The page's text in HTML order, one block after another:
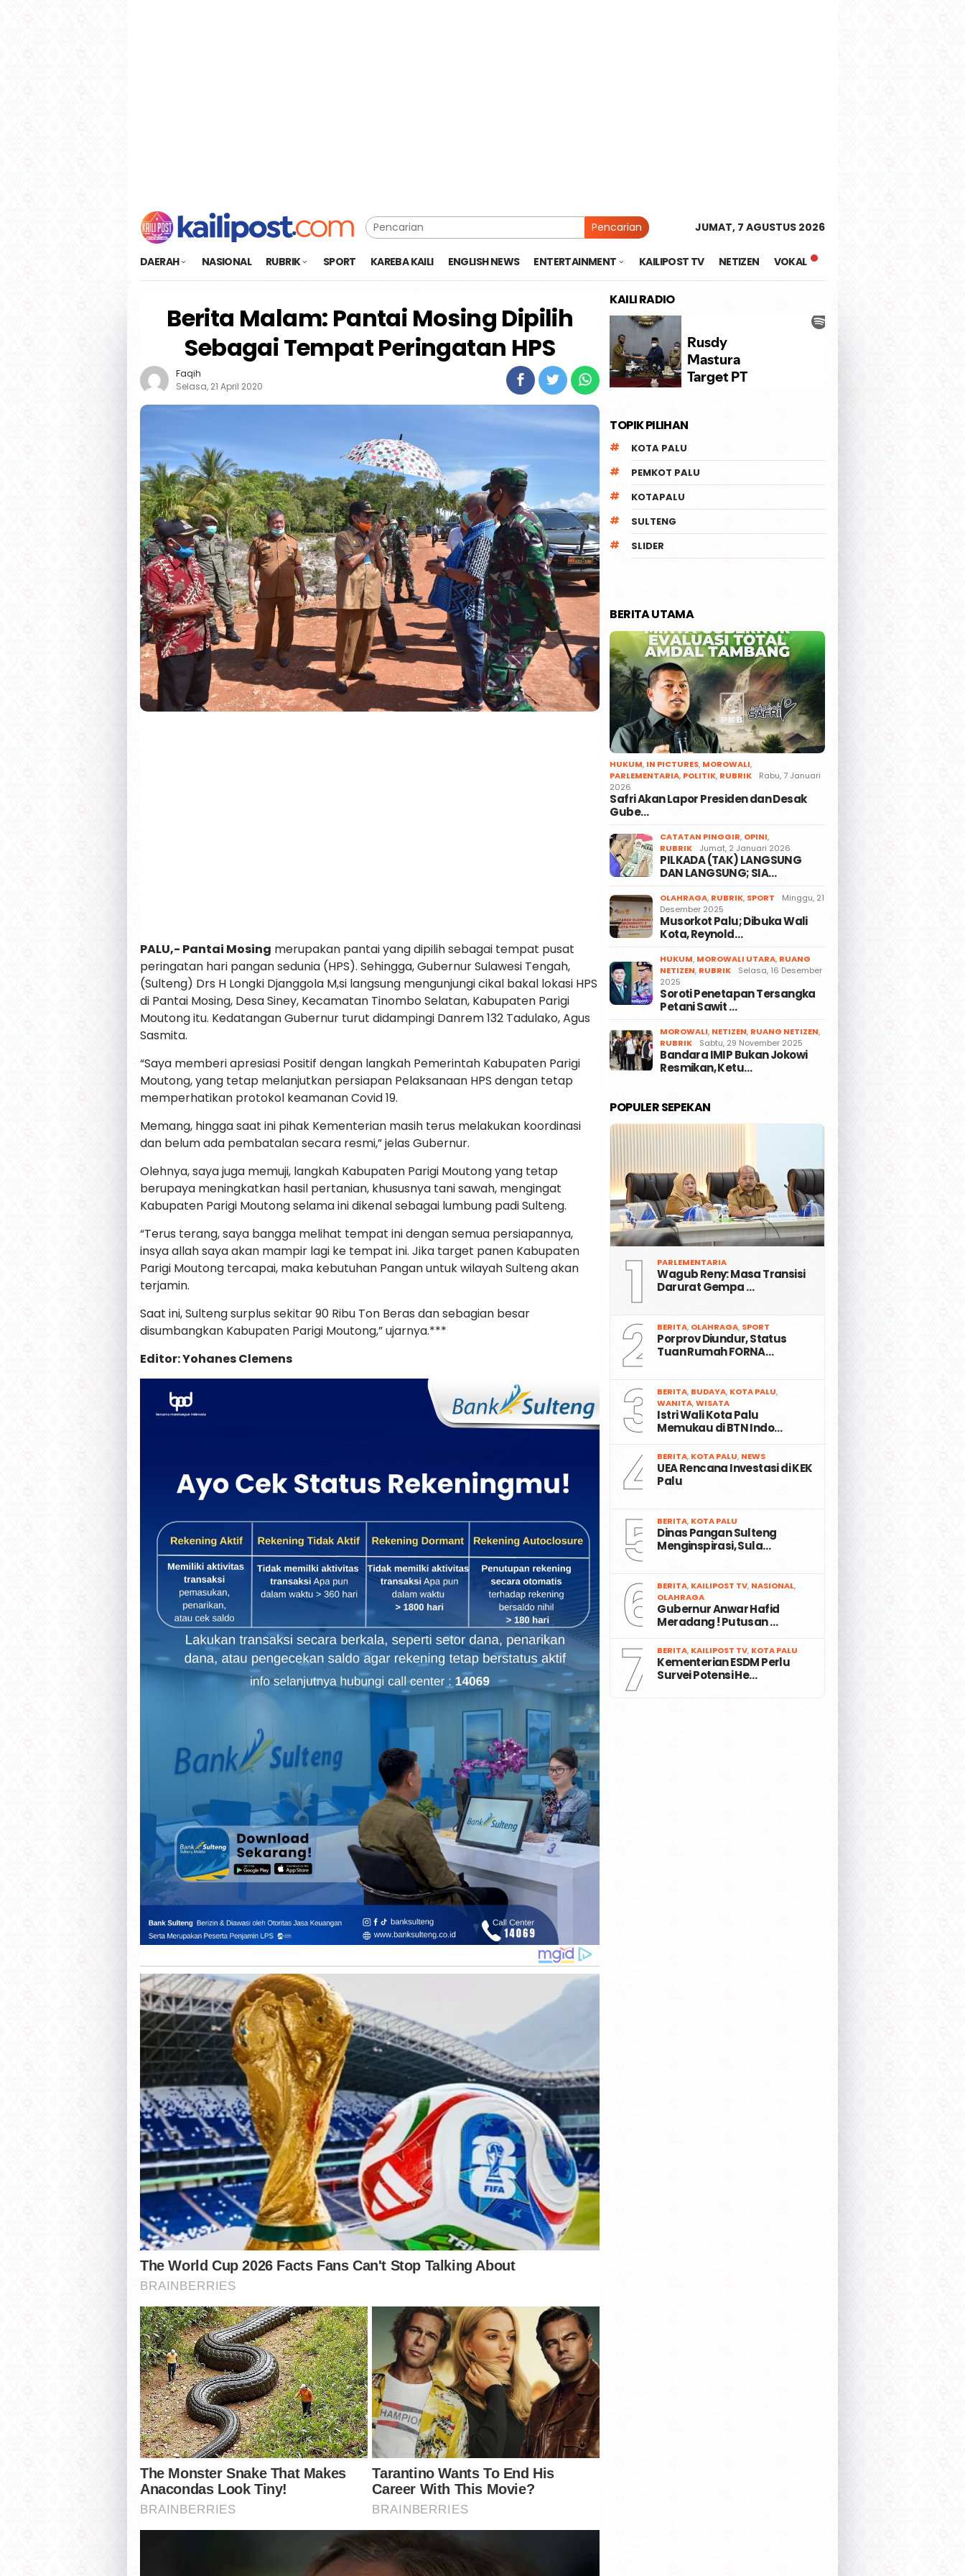
Pencarian JUMAT, 7 AGUSTUS 2026
DAERAH NASIONAL RUBRIK SPORT KAREBA KAILI ENGLISH NEWS ENTERTAINMENT KAILIPOST TV NETIZEN VOKAL
Berita Malam: Pantai Mosing Dipilih
Sebagai Tempat Peringatan HPS
Faqih
Selasa, 21 April 2020
PALU,- Pantai Mosing merupakan pantai yang dipilih sebagai tempat pusat
peringatan hari pangan sedunia (HPS). Sehingga, Gubernur Sulawesi Tengah,
(Sulteng) Drs H Longki Djanggola M,si langsung mengunjungi cikal bakal lokasi HPS
di Pantai Mosing, Desa Siney, Kecamatan Tinombo Selatan, Kabupaten Parigi
Moutong itu. Kedatangan Gubernur turut didampingi Danrem 132 Tadulako, Agus
Sasmita.
“Saya memberi apresiasi Positif dengan langkah Pemerintah Kabupaten Parigi
Moutong, yang tetap melanjutkan persiapan Pelaksanaan HPS dengan tetap
memperhatikan protokol keamanan Covid 19.
Memang, hingga saat ini pihak Kementerian masih terus melakukan koordinasi
dan belum ada pembatalan secara resmi,” jelas Gubernur.
Olehnya, saya juga memuji, langkah Kabupaten Parigi Moutong yang tetap
berupaya meningkatkan hasil pertanian, khususnya tani sawah, mengingat
Kabupaten Parigi Moutong selama ini dikenal sebagai lumbung padi Sulteng.
“Terus terang, saya bangga melihat tempat ini dengan semua persiapannya,
insya allah saya akan mampir lagi ke tempat ini. Jika target panen Kabupaten
Parigi Moutong tercapai, maka kebutuhan Pangan untuk wilayah Sulteng akan
terjamin.
Saat ini, Sulteng surplus sekitar 90 Ribu Ton Beras dan sebagian besar
disumbangkan Kabupaten Parigi Moutong,” ujarnya.***
Editor: Yohanes Clemens
KAILI RADIO
TOPIK PILIHAN
KOTA PALU
PEMKOT PALU
KOTAPALU
SULTENG
SLIDER
BERITA UTAMA
HUKUM, IN PICTURES, MOROWALI,
PARLEMENTARIA, POLITIK, RUBRIK
Rabu, 7 Januari
2026
Safri Akan Lapor Presiden dan Desak
Gube…
CATATAN PINGGIR, OPINI,
RUBRIK
Jumat, 2 Januari 2026
PILKADA (TAK) LANGSUNG
DAN LANGSUNG; SIA…
OLAHRAGA, RUBRIK, SPORT
Minggu, 21
Desember 2025
Musorkot Palu; Dibuka Wali
Kota, Reynold…
HUKUM, MOROWALI UTARA, RUANG
NETIZEN, RUBRIK
Selasa, 16 Desember
2025
Soroti Penetapan Tersangka
Petani Sawit …
MOROWALI, NETIZEN, RUANG NETIZEN,
RUBRIK
Sabtu, 29 November 2025
Bandara IMIP Bukan Jokowi
Resmikan, Ketu…
POPULER SEPEKAN
1 PARLEMENTARIA
Wagub Reny: Masa Transisi
Darurat Gempa …
2 BERITA, OLAHRAGA, SPORT
Porprov Diundur, Status
Tuan Rumah FORNA…
3 BERITA, BUDAYA, KOTA PALU,
WANITA,WISATA
Istri Wali Kota Palu
Memukau di BTN Indo…
4 BERITA, KOTA PALU, NEWS
UEA Rencana Investasi di KEK
Palu
5 BERITA, KOTA PALU
Dinas Pangan Sulteng
Menginspirasi, Sula…
6 BERITA, KAILIPOST TV, NASIONAL,
OLAHRAGA
Gubernur Anwar Hafid
Meradang ! Putusan …
7 BERITA, KAILIPOST TV, KOTA PALU
Kementerian ESDM Perlu
Survei Potensi He…